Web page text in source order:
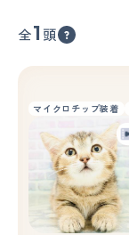
全1 頭
マイクロチップ装着